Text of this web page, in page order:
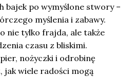
bajek po wymyślone stwory –
myślenia i zabawy.
nie tylko frajda, ale także
czasu z bliskimi.
nożyczki i odrobinę
jak wiele radości mogą